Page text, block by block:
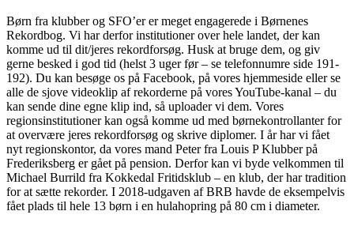
Børn fra klubber og SFO’er er meget engagerede i Børnenes
Rekordbog. Vi har derfor institutioner over hele landet, der kan
komme ud til dit/jeres rekordforsøg. Husk at bruge dem, og giv
gerne besked i god tid (helst 3 uger før – se telefonnumre side 191-
192). Du kan besøge os på Facebook, på vores hjemmeside eller se
alle de sjove videoklip af rekorderne på vores YouTube-kanal – du
kan sende dine egne klip ind, så uploader vi dem. Vores
regionsinstitutioner kan også komme ud med børnekontrollanter for
at overvære jeres rekordforsøg og skrive diplomer. I år har vi fået
nyt regionskontor, da vores mand Peter fra Louis P Klubber på
Frederiksberg er gået på pension. Derfor kan vi byde velkommen til
Michael Burrild fra Kokkedal Fritidsklub – en klub, der har tradition
for at sætte rekorder. I 2018-udgaven af BRB havde de eksempelvis
fået plads til hele 13 børn i en hulahopring på 80 cm i diameter.